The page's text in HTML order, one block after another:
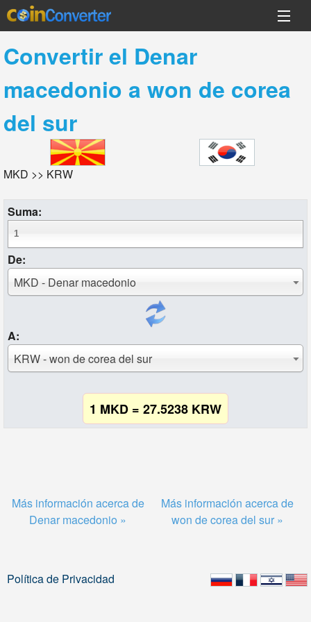
Convertir el Denar
macedonio a won de corea
del sur
MKD >> KRW
Suma:
De:
MKD - Denar macedonio
A:
KRW - won de corea del sur
1 MKD = 27.5238 KRW
Más información acerca de
Denar macedonio »
Más información acerca de
won de corea del sur »
Política de Privacidad